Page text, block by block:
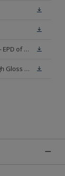
Sikkens Exterior Solventbased Laquers - EPD of Milieuproductverklaring
Veiligheidsinformatieblad Rubbol XD High Gloss White W05 (MSDS)